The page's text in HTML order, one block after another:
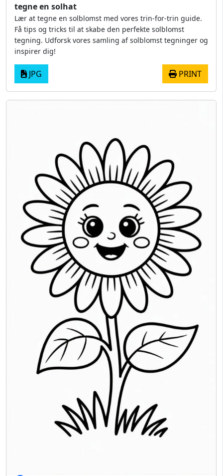
tegne en solhat
Lær at tegne en solblomst med vores trin-for-trin guide.
Få tips og tricks til at skabe den perfekte solblomst
tegning. Udforsk vores samling af solblomst tegninger og
inspirer dig!
JPG PRINT